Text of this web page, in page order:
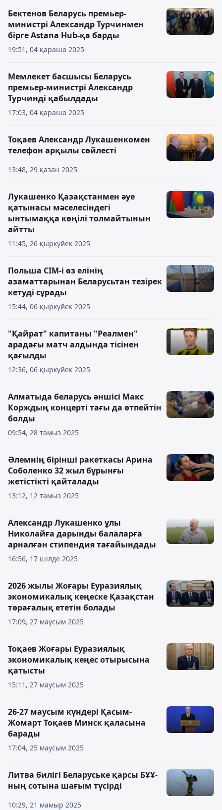
19:51, 04 қараша 2025
Бектенов Беларусь премьер-
министрі Александр Турчинмен
бірге Astana Hub-қа барды
17:03, 04 қараша 2025
Мемлекет басшысы Беларусь
премьер-министрі Александр
Турчинді қабылдады
13:48, 29 қазан 2025
Тоқаев Александр Лукашенкомен
телефон арқылы сөйлесті
11:45, 26 қыркүйек 2025
Лукашенко Қазақстанмен әуе
қатынасы мәселесіндегі
ынтымаққа көңілі толмайтынын
айтты
15:44, 06 қыркүйек 2025
Польша СІМ-і өз елінің
азаматтарынан Беларусьтан тезірек
кетуді сұрады
12:36, 06 қыркүйек 2025
"Қайрат" капитаны "Реалмен"
арадағы матч алдында тісінен
қағылды
09:54, 28 тамыз 2025
Алматыда беларусь әншісі Макс
Корждың концерті тағы да өтпейтін
болды
13:12, 12 тамыз 2025
Әлемнің бірінші ракеткасы Арина
Соболенко 32 жыл бұрынғы
жетістікті қайталады
16:56, 17 шілде 2025
Александр Лукашенко ұлы
Николайға дарынды балаларға
арналған стипендия тағайындады
17:09, 27 маусым 2025
2026 жылы Жоғары Еуразиялық
экономикалық кеңеске Қазақстан
төрағалық ететін болады
15:11, 27 маусым 2025
Тоқаев Жоғары Еуразиялық
экономикалық кеңес отырысына
қатысты
17:04, 25 маусым 2025
26-27 маусым күндері Қасым-
Жомарт Тоқаев Минск қаласына
барады
10:29, 21 мамыр 2025
Литва билігі Беларуське қарсы БҰҰ-
ның сотына шағым түсірді